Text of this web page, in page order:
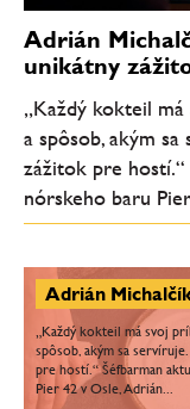
Adrián
unikátny
„Každý kokteil má
a spôsob, akým
zážitok pre hostí.“
nórskeho baru
„Každý kokteil má svoj
spôsob, akým sa
pre hostí.“ Šéfbarman
Pier 42 v Osle, Adrián...